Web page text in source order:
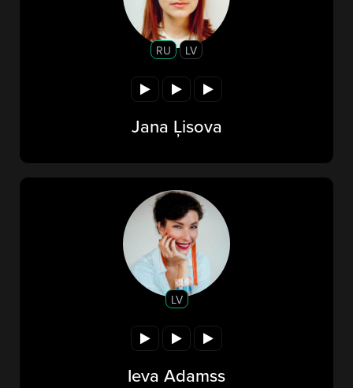
RU LV
Jana Ļisova
LV
Ieva Adamss